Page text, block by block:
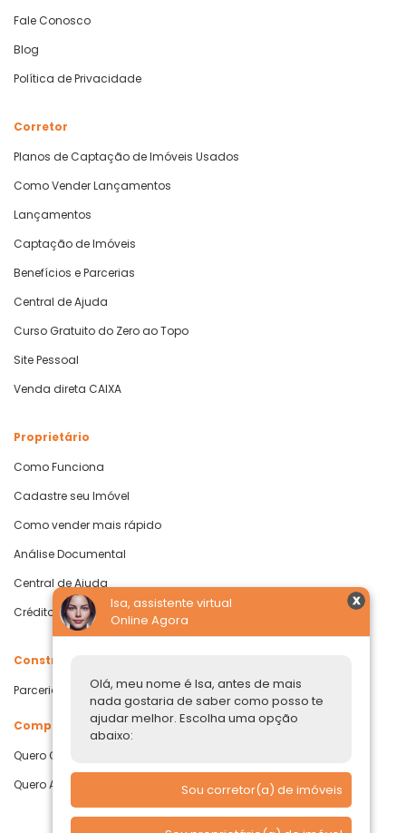
Isa, assistente virtual
Online Agora
Olá, meu nome é Isa, antes de mais
nada gostaria de saber como posso te
ajudar melhor. Escolha uma opção
abaixo:
Sou corretor(a) de imóveis
Fale Conosco
Blog
Política de Privacidade
Corretor
Planos de Captação de Imóveis Usados
Como Vender Lançamentos
Lançamentos
Captação de Imóveis
Benefícios e Parcerias
Central de Ajuda
Curso Gratuito do Zero ao Topo
Site Pessoal
Venda direta CAIXA
Proprietário
Como Funciona
Cadastre seu Imóvel
Como vender mais rápido
Análise Documental
Central de Ajuda
Crédito com Garantia de Imóvel
Construtoras
Parcerias Imobiliárias
Comprar ou alugar
Quero Comprar
Quero Alugar